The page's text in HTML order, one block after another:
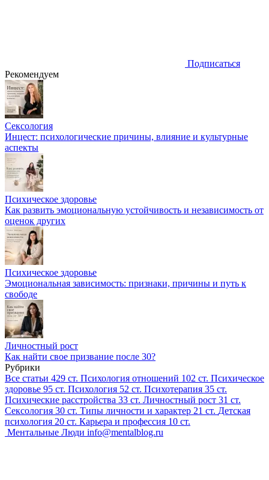
Подписаться
Рекомендуем
Сексология
Инцест: психологические причины, влияние и культурные
аспекты
Психическое здоровье
Как развить эмоциональную устойчивость и независимость от
оценок других
Психическое здоровье
Эмоциональная зависимость: признаки, причины и путь к
свободе
Личностный рост
Как найти свое призвание после 30?
Рубрики
Все статьи 429 ст. Психология отношений 102 ст. Психическое
здоровье 95 ст. Психология 52 ст. Психотерапия 35 ст.
Психические расстройства 33 ст. Личностный рост 31 ст.
Сексология 30 ст. Типы личности и характер 21 ст. Детская
психология 20 ст. Карьера и профессия 10 ст.
Ментальные Люди info@mentalblog.ru